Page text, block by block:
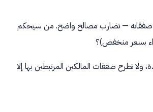
صفقاته — تضارب مصالح واضح. من سيحكم
بسعر منخفض)؟
ولا تطرح صفقات المالكين المرتبطين بها إلا